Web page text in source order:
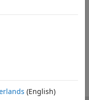
(English)